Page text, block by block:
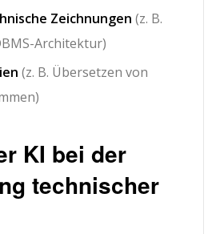
Zeichnungen (z. B.
Architektur)
(z. B. Übersetzen von
KI bei der
technischer